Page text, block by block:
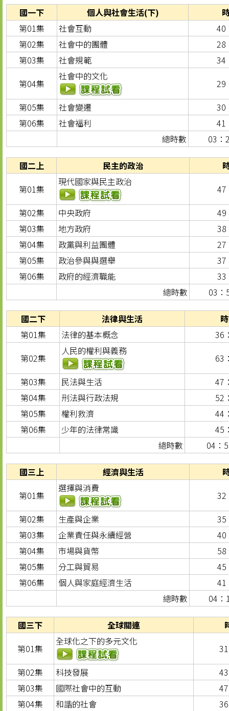
國一下 個人與社會生活(下)
第01集
社會互動
40
第02集
社會中的團體
28
第03集
社會規範
34
第04集
社會中的文化
29
第05集
社會變遷
30
第06集
社會福利
41
總時數
03：
國二上 民主的政治
第01集
現代國家與民主政治
47
第02集
中央政府
49
第03集
地方政府
38
第04集
政黨與利益團體
27
第05集
政治參與與選舉
37
第06集
政府的經濟職能
33
總時數
03：
國二下 法律與生活
第01集
法律的基本概念
36
第02集
人民的權利與義務
63
第03集
民法與生活
47
第04集
刑法與行政法規
52
第05集
權利救濟
44
第06集
少年的法律常識
45
總時數
04：
國三上 經濟與生活
第01集
選擇與消費
32
第02集
生產與企業
35
第03集
企業責任與永續經營
40
第04集
市場與貨幣
58
第05集
分工與貿易
45
第06集
個人與家庭經濟生活
41
總時數
04：
國三下 全球關連
第01集
全球化之下的多元文化
第02集
科技發展
第03集
國際社會中的互動
第04集
和諧的社會